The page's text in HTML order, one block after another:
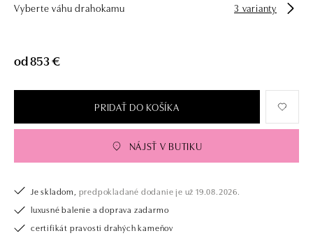
Vyberte váhu drahokamu 3 varianty
od 853 €
PRIDAŤ DO KOŠÍKA
NÁJSŤ V BUTIKU
Je skladom, predpokladané dodanie je už 19.08.2026.
luxusné balenie a doprava zadarmo
certifikát pravosti drahých kameňov